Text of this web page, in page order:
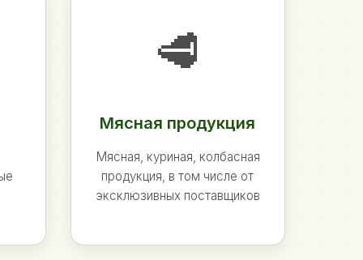
🥩
Мясная продукция
Мясная, куриная, колбасная
продукция, в том числе от
эксклюзивных поставщиков